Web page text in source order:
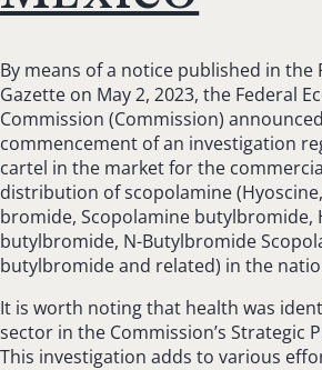
By means of a notice published in the
Gazette on May 2, 2023, the Federal
Commission (Commission)
commencement of an investigation
cartel in the market for the
distribution of scopolamine
bromide, Scopolamine butylbromide,
butylbromide, N-Butylbromide
butylbromide and related) in the
It is worth noting that health was
sector in the Commission’s Strategic
This investigation adds to various